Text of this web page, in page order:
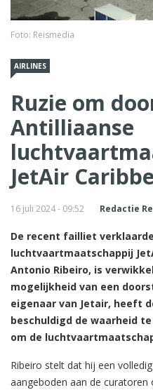
Foto: Reismedia
AIRLINES
Ruzie om
Antilliaanse
JetAir
16 juli 2024 - 09:52 Redactie
De recent failliet
luchtvaartmaatschappij
Antonio Ribeiro, is
mogelijkheid van een
eigenaar van Jetair, heeft
beschuldigd de waarheid
om de
Ribeiro stelt dat hij een
aangeboden aan de